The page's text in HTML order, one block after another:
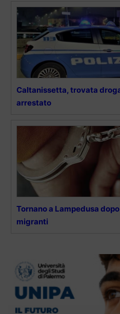
Caltanissetta, trovata
arrestato
Tornano a Lampedusa
migranti